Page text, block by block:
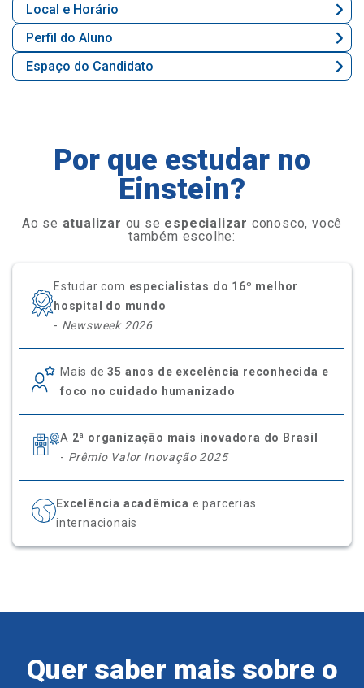
Local e Horário
Perfil do Aluno
Espaço do Candidato
Por que estudar no
Einstein?
Ao se atualizar ou se especializar conosco, você
também escolhe:
Estudar com especialistas do 16º melhor
hospital do mundo
- Newsweek 2026
Mais de35 anos de excelência reconhecida e
foco no cuidado humanizado
A 2ª organização mais inovadora do Brasil
- Prêmio Valor Inovação 2025
Excelência acadêmica e parcerias
internacionais
Quer saber mais sobre o